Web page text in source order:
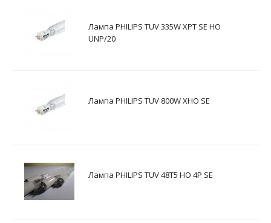
Лампа PHILIPS TUV 335W XPT SE HO
UNP/20
Лампа PHILIPS TUV 800W XHO SE
Лампа PHILIPS TUV 48T5 HO 4P SE